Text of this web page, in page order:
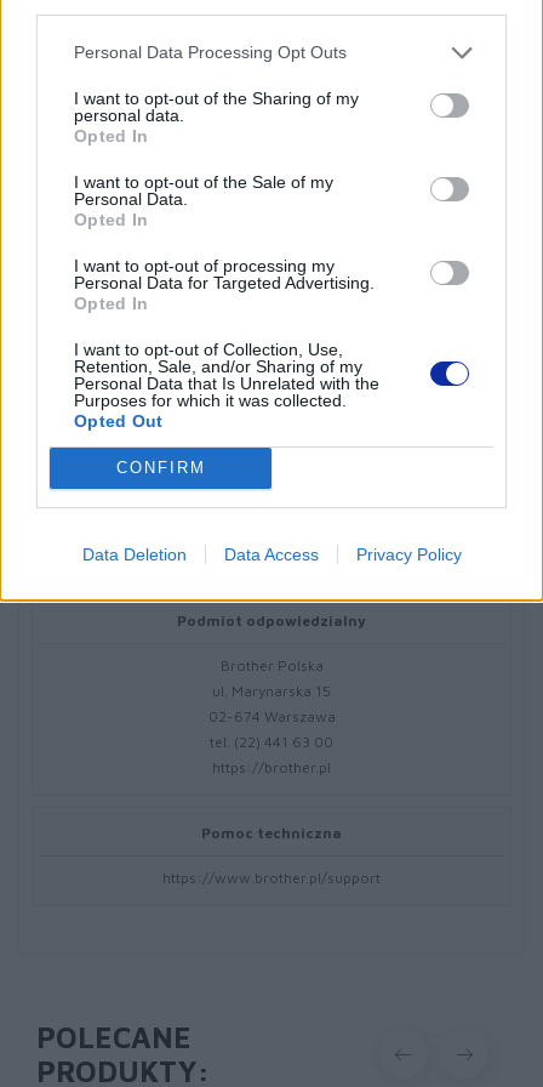
Personal Data Processing Opt Outs
I want to opt-out of the Sharing of my
personal data.
Opted In
I want to opt-out of the Sale of my
Personal Data.
Opted In
I want to opt-out of processing my
Personal Data for Targeted Advertising.
Opted In
I want to opt-out of Collection, Use,
Retention, Sale, and/or Sharing of my
Personal Data that Is Unrelated with the
Purposes for which it was collected.
Opted Out
CONFIRM
Data Deletion Data Access Privacy Policy
PJ-773
Informacje handlowe
PABT002
Brother Central and Eastern Europe GmbH
Am Euro Platz 2/2/M1,
https://global.brother
Podmiot odpowiedzialny
Brother Polska
ul. Marynarska 15
02-674 Warszawa
tel. (22) 441 63 00
https://brother.pl
Pomoc techniczna
https://www.brother.pl/support
POLECANE
PRODUKTY: